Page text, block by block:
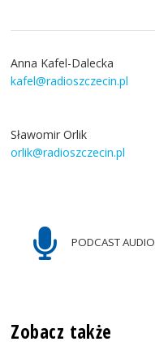
Anna Kafel-Dalecka
kafel@radioszczecin.pl
Sławomir Orlik
orlik@radioszczecin.pl
PODCAST AUDIO
Zobacz także